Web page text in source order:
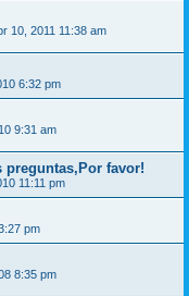
10, 2011 11:38 am
6:32 pm
9:31 am
preguntas,Por favor!
11:11 pm
pm
8:35 pm